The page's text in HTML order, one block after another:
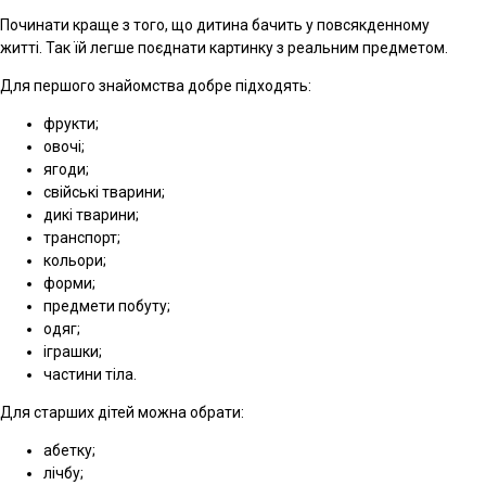
Починати краще з того, що дитина бачить у повсякденному
житті. Так їй легше поєднати картинку з реальним предметом.
Для першого знайомства добре підходять:
фрукти;
овочі;
ягоди;
свійські тварини;
дикі тварини;
транспорт;
кольори;
форми;
предмети побуту;
одяг;
іграшки;
частини тіла.
Для старших дітей можна обрати:
абетку;
лічбу;